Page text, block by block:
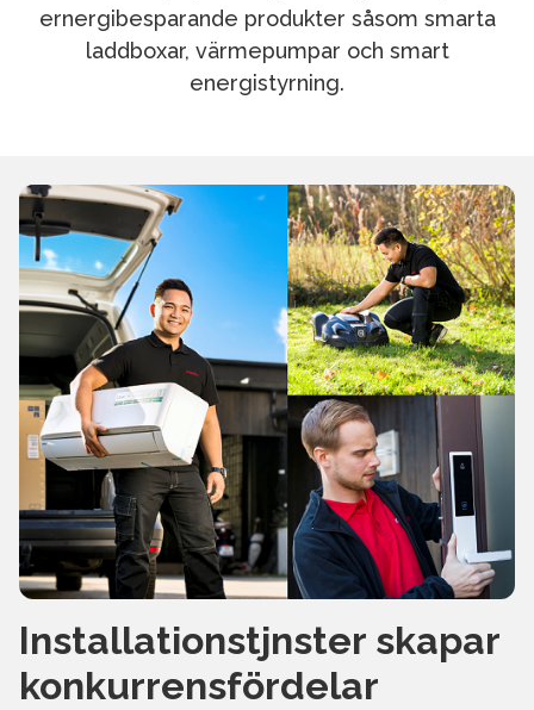
ernergibesparande produkter såsom smarta
laddboxar, värmepumpar och smart
energistyrning.
Installationstjnster skapar
konkurrensfördelar